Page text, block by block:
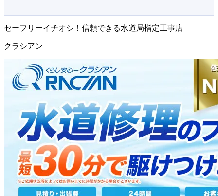
セーフリーイチオシ！信頼できる水道局指定工事店
クラシアン